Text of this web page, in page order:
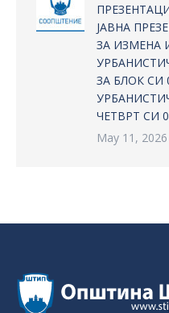
ЈАВНА
ЗА ИЗМЕНА
ЗА БЛОК СИ
ЧЕТВРТ СИ
May 11, 2026